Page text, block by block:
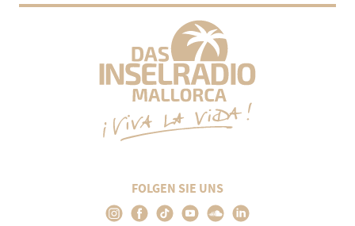
FOLGEN SIE UNS